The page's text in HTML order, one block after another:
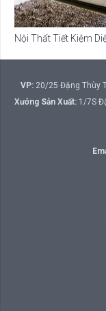
Nội Thất Tiết Kiệm
VP:20/25 Đặng Thùy
Xưởng Sản Xuất: 1/7S